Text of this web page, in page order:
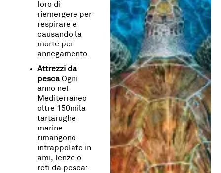
loro di
riemergere per
respirare e
causando la
morte per
annegamento.
Attrezzi da
pesca Ogni
anno nel
Mediterraneo
oltre 150mila
tartarughe
marine
rimangono
intrappolate in
ami, lenze o
reti da pesca: